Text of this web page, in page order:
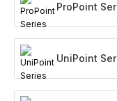
ProPoint
UniPoint